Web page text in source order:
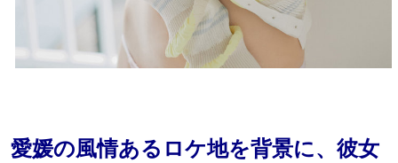
愛媛の風情あるロケ地を背景に、彼女